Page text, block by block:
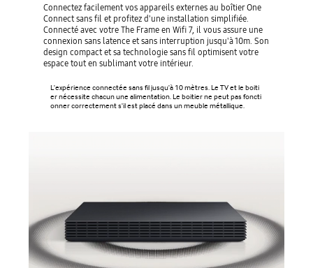
Connectez facilement vos appareils externes au boîtier One
Connect sans fil et profitez d'une installation simplifiée.
Connecté avec votre The Frame en Wifi 7, il vous assure une
connexion sans latence et sans interruption jusqu'à 10m. Son
design compact et sa technologie sans fil optimisent votre
espace tout en sublimant votre intérieur.
L'expérience connectée sans fil jusqu'à 10 mètres. Le TV et le boiti
er nécessite chacun une alimentation. Le boitier ne peut pas foncti
onner correctement s'il est placé dans un meuble métallique.